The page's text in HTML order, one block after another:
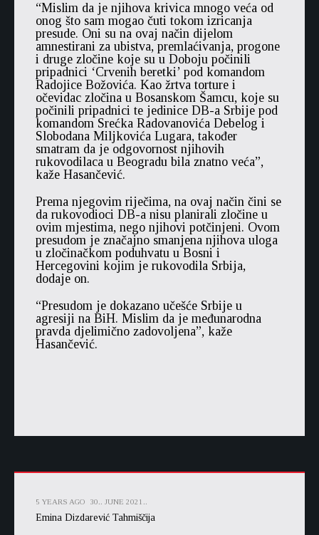
“Mislim da je njihova krivica mnogo veća od
onog što sam mogao čuti tokom izricanja
presude. Oni su na ovaj način dijelom
amnestirani za ubistva, premlaćivanja, progone
i druge zločine koje su u Doboju počinili
pripadnici ‘Crvenih beretki’ pod komandom
Radojice Božovića. Kao žrtva torture i
očevidac zločina u Bosanskom Šamcu, koje su
počinili pripadnici te jedinice DB-a Srbije pod
komandom Srećka Radovanovića Debelog i
Slobodana Miljkovića Lugara, također
smatram da je odgovornost njihovih
rukovodilaca u Beogradu bila znatno veća”,
kaže Hasančević.
Prema njegovim riječima, na ovaj način čini se
da rukovodioci DB-a nisu planirali zločine u
ovim mjestima, nego njihovi potčinjeni. Ovom
presudom je značajno smanjena njihova uloga
u zločinačkom poduhvatu u Bosni i
Hercegovini kojim je rukovodila Srbija,
dodaje on.
“Presudom je dokazano učešće Srbije u
agresiji na BiH. Mislim da je međunarodna
pravda djelimično zadovoljena”, kaže
Hasančević.
5 YEARS AGO 30.. JUNE 2021..
Emina Dizdarević Tahmiščija